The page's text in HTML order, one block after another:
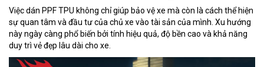
Việc dán PPF TPU không chỉ giúp bảo vệ xe mà còn là cách thể hiện
sự quan tâm và đầu tư của chủ xe vào tài sản của mình. Xu hướng
này ngày càng phổ biến bởi tính hiệu quả, độ bền cao và khả năng
duy trì vẻ đẹp lâu dài cho xe.